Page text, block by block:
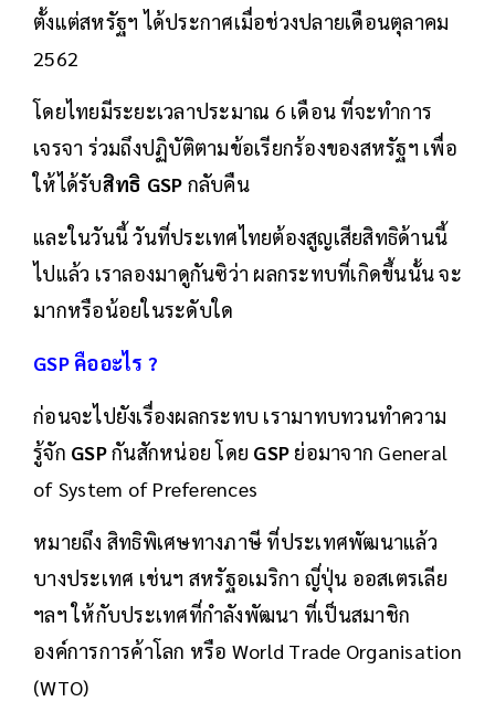
ตั้งแต่สหรัฐฯ ได้ประกาศเมื่อช่วงปลายเดือนตุลาคม
2562
โดยไทยมีระยะเวลาประมาณ 6 เดือน ที่จะทำการ
เจรจา ร่วมถึงปฏิบัติตามข้อเรียกร้องของสหรัฐฯ เพื่อ
ให้ได้รับสิทธิ GSP กลับคืน
และในวันนี้ วันที่ประเทศไทยต้องสูญเสียสิทธิด้านนี้
ไปแล้ว เราลองมาดูกันซิว่า ผลกระทบที่เกิดขึ้นนั้น จะ
มากหรือน้อยในระดับใด
GSP คืออะไร ?
ก่อนจะไปยังเรื่องผลกระทบ เรามาทบทวนทำความ
รู้จัก GSPกันสักหน่อย โดย GSP ย่อมาจาก General
of System of Preferences
หมายถึง สิทธิพิเศษทางภาษี ที่ประเทศพัฒนาแล้ว
บางประเทศ เช่นฯ สหรัฐอเมริกา ญี่ปุ่น ออสเตรเลีย
ฯลฯ ให้กับประเทศที่กำลังพัฒนา ที่เป็นสมาชิก
องค์การการค้าโลก หรือ World Trade Organisation
(WTO)